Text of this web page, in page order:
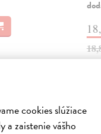
cookies slúžiace
a zaistenie vášho
vkusom si